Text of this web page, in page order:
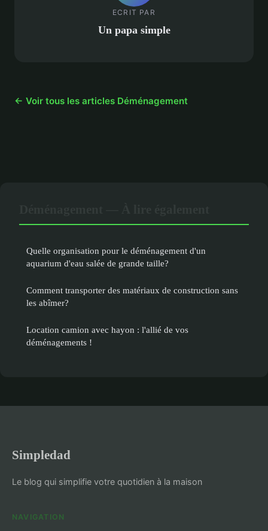
ECRIT PAR
Un papa simple
← Voir tous les articles Déménagement
Quelle organisation pour le déménagement d'un
aquarium d'eau salée de grande taille?
Comment transporter des matériaux de construction sans
les abîmer?
Location camion avec hayon : l'allié de vos
déménagements !
Simpledad
Le blog qui simplifie votre quotidien à la maison
NAVIGATION